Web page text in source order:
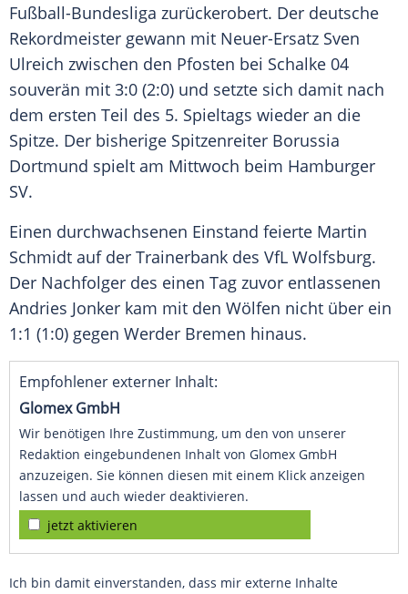
Fußball-Bundesliga zurückerobert. Der deutsche
Rekordmeister gewann mit Neuer-Ersatz Sven
Ulreich zwischen den Pfosten bei Schalke 04
souverän mit 3:0 (2:0) und setzte sich damit nach
dem ersten Teil des 5. Spieltags wieder an die
Spitze. Der bisherige Spitzenreiter Borussia
Dortmund spielt am Mittwoch beim Hamburger
SV.
Einen durchwachsenen Einstand feierte Martin
Schmidt auf der Trainerbank des VfL Wolfsburg.
Der Nachfolger des einen Tag zuvor entlassenen
Andries Jonker kam mit den Wölfen nicht über ein
1:1 (1:0) gegen Werder Bremen hinaus.
Empfohlener externer Inhalt:
Glomex GmbH
Wir benötigen Ihre Zustimmung, um den von unserer
Redaktion eingebundenen Inhalt von Glomex GmbH
anzuzeigen. Sie können diesen mit einem Klick anzeigen
lassen und auch wieder deaktivieren.
jetzt aktivieren
Ich bin damit einverstanden, dass mir externe Inhalte